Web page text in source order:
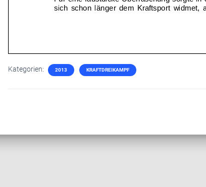
Kategorien: 2013 KRAFTDREIKAMPF